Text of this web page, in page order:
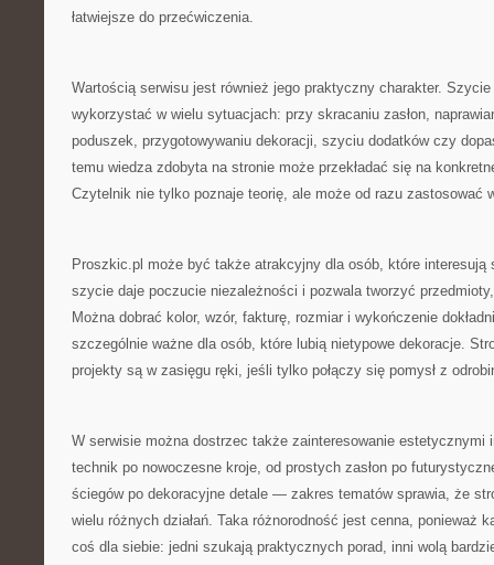
łatwiejsze do przećwiczenia.
Wartością serwisu jest również jego praktyczny charakter.
wykorzystać w wielu sytuacjach: przy skracaniu zasłon,
poduszek, przygotowywaniu dekoracji, szyciu dodatków czy
temu wiedza zdobyta na stronie może przekładać się na
Czytelnik nie tylko poznaje teorię, ale może od razu zastosować
Proszkic.pl może być także atrakcyjny dla osób, które interesują
szycie daje poczucie niezależności i pozwala tworzyć
Można dobrać kolor, wzór, fakturę, rozmiar i wykończenie
szczególnie ważne dla osób, które lubią nietypowe dekoracje.
projekty są w zasięgu ręki, jeśli tylko połączy się pomysł z
W serwisie można dostrzec także zainteresowanie estetycznymi
technik po nowoczesne kroje, od prostych zasłon po
ściegów po dekoracyjne detale — zakres tematów sprawia, że
wielu różnych działań. Taka różnorodność jest cenna, ponieważ
coś dla siebie: jedni szukają praktycznych porad, inni wolą